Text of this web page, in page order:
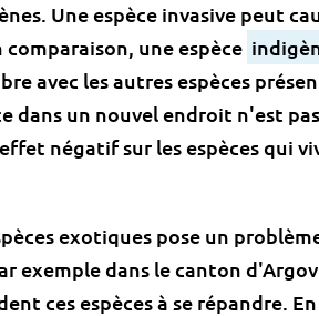
Une espèce invasive peut
une espèce
avec les autres espèces
dans un nouvel endroit n'est
négatif sur les espèces qui
exotiques pose un
exemple dans le canton
ces espèces à se répandre.